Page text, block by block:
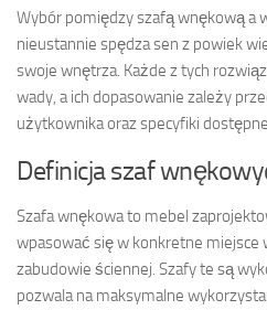
Wybór pomiędzy szafą wnękową a
nieustannie spędza sen z powiek
swoje wnętrza. Każde z tych
wady, a ich dopasowanie zależy
użytkownika oraz specyfiki
Definicja szaf
Szafa wnękowa to mebel
wpasować się w konkretne miejsce
zabudowie ściennej. Szafy te są
pozwala na maksymalne